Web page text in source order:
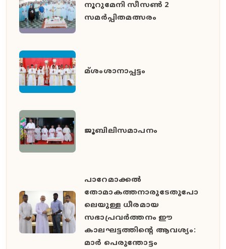
നൂറുമേനി സീസൺ 2
സമർപ്പിതമത്സരം
മ്ശംശാനാപ്പട്ടം
ജൂബിലിസമാപനം
പാറേമാക്കൽ
തോമാകത്തനാരുടേതുപോ
ലെയുള്ള ധീരമായ
സഭാപ്രവർത്തനം ഈ
കാലഘട്ടത്തിൻ്റെ ആവശ്യം:
മാർ പെരുന്തോട്ടം